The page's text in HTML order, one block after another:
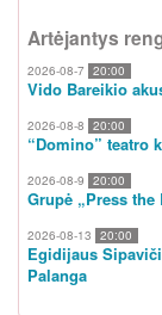
Artėjantys
2026-08-7 20:00
Vido Bareikio
2026-08-8 20:00
“Domino” teatro
2026-08-9 20:00
Grupė „Press
2026-08-13 20:00
Egidijaus
Palanga